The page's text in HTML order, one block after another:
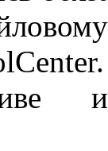
и